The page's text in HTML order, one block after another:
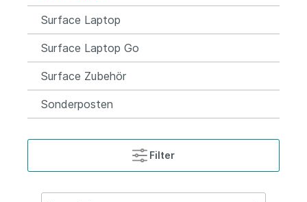
Surface Laptop
Surface Laptop Go
Surface Zubehör
Sonderposten
Filter